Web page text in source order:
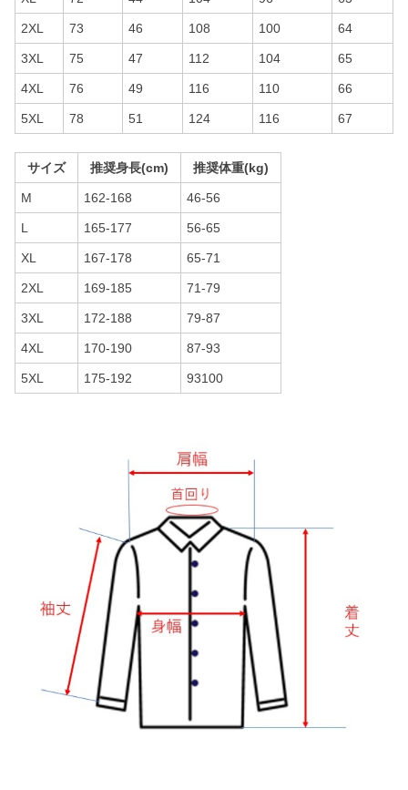
2XL 73 46 108 100 64
3XL 75 47 112 104 65
4XL 76 49 116 110 66
5XL 78 51 124 116 67
サイズ 推奨身長(cm) 推奨体重(kg)
M 162-168 46-56
L 165-177 56-65
XL 167-178 65-71
2XL 169-185 71-79
3XL 172-188 79-87
4XL 170-190 87-93
5XL 175-192 93100